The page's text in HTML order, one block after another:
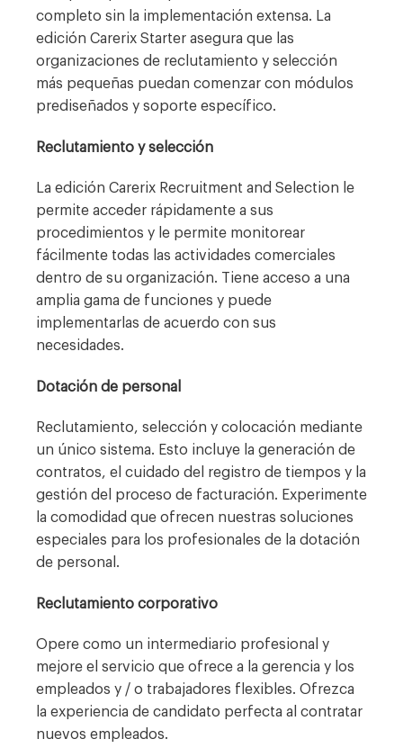
completo sin la implementación extensa. La
edición Carerix Starter asegura que las
organizaciones de reclutamiento y selección
más pequeñas puedan comenzar con módulos
prediseñados y soporte específico.
Reclutamiento y selección
La edición Carerix Recruitment and Selection le
permite acceder rápidamente a sus
procedimientos y le permite monitorear
fácilmente todas las actividades comerciales
dentro de su organización. Tiene acceso a una
amplia gama de funciones y puede
implementarlas de acuerdo con sus
necesidades.
Dotación de personal
Reclutamiento, selección y colocación mediante
un único sistema. Esto incluye la generación de
contratos, el cuidado del registro de tiempos y la
gestión del proceso de facturación. Experimente
la comodidad que ofrecen nuestras soluciones
especiales para los profesionales de la dotación
de personal.
Reclutamiento corporativo
Opere como un intermediario profesional y
mejore el servicio que ofrece a la gerencia y los
empleados y / o trabajadores flexibles. Ofrezca
la experiencia de candidato perfecta al contratar
nuevos empleados.